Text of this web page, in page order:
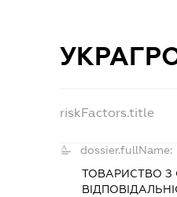
riskFactors.title
dossier.fullName:
ТОВАРИСТВО